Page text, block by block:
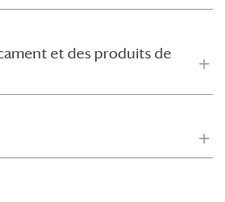
et des produits de